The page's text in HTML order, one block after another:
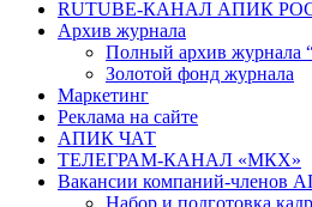
RUTUBE-КАНАЛ АПИК
Архив журнала
Полный архив журнала
Золотой фонд журнала
Маркетинг
Реклама на сайте
АПИК ЧАТ
ТЕЛЕГРАМ-КАНАЛ «МКХ»
Вакансии компаний-членов
Набор и подготовка